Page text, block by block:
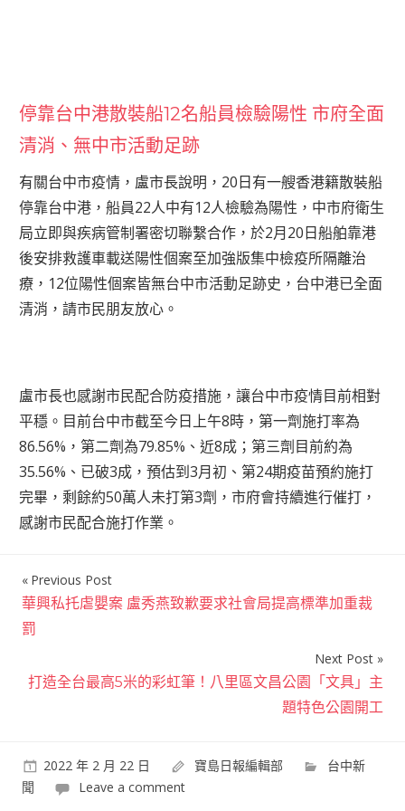
停靠台中港散裝船12名船員檢驗陽性 市府全面
清消、無中市活動足跡
有關台中市疫情，盧市長說明，20日有一艘香港籍散裝船
停靠台中港，船員22人中有12人檢驗為陽性，中市府衛生
局立即與疾病管制署密切聯繫合作，於2月20日船舶靠港
後安排救護車載送陽性個案至加強版集中檢疫所隔離治
療，12位陽性個案皆無台中市活動足跡史，台中港已全面
清消，請市民朋友放心。
盧市長也感謝市民配合防疫措施，讓台中市疫情目前相對
平穩。目前台中市截至今日上午8時，第一劑施打率為
86.56%，第二劑為79.85%、近8成；第三劑目前約為
35.56%、已破3成，預估到3月初、第24期疫苗預約施打
完畢，剩餘約50萬人未打第3劑，市府會持續進行催打，
感謝市民配合施打作業。
文
章
覽
Previous Post
華興私托虐嬰案 盧秀燕致歉要求社會局提高標準加重裁
罰
Next Post
打造全台最高5米的彩虹筆！八里區文昌公園「文具」主
題特色公園開工
2022 年 2 月 22 日 寶島日報編輯部
台中新
聞
Leave a comment